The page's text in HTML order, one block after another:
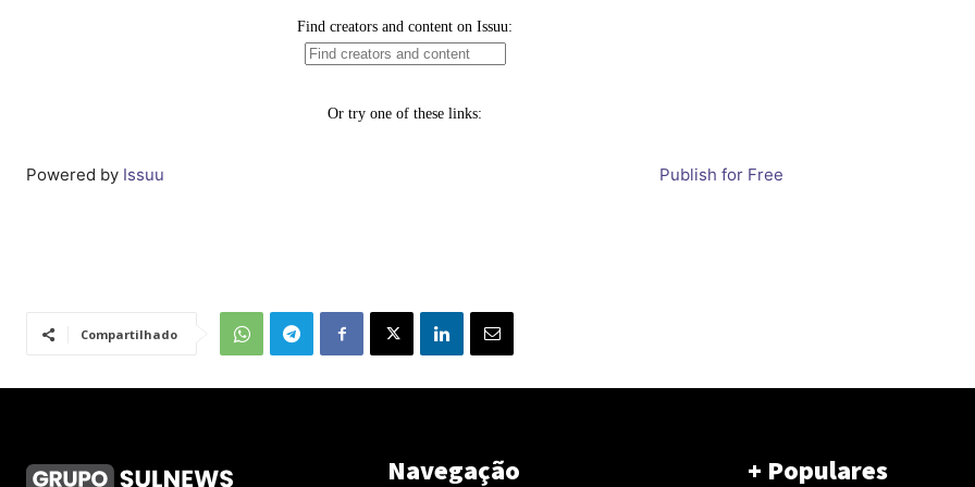
Powered by Issuu Publish for Free
Compartilhado
Navegação + Populares